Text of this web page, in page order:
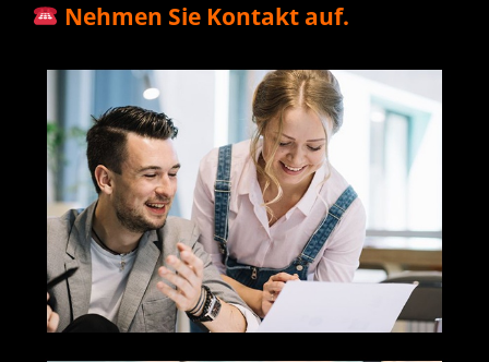
Nehmen Sie Kontakt auf.